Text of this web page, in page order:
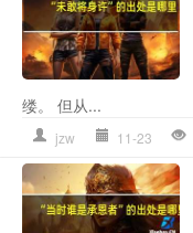
缕。 但从...
jzw 11-23